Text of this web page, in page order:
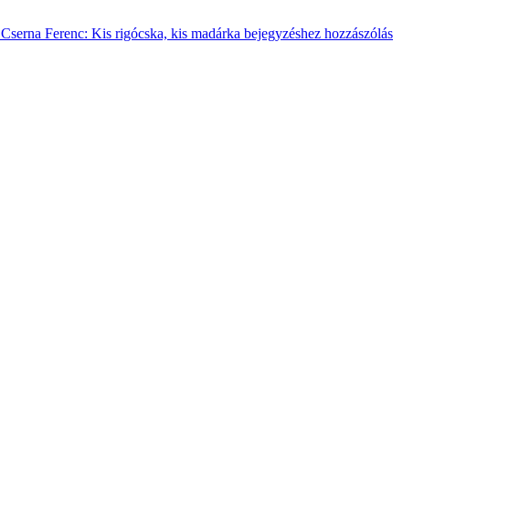
Cserna Ferenc: Kis rigócska, kis madárka bejegyzéshez hozzászólás